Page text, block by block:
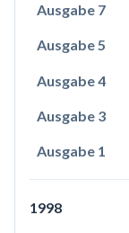
Ausgabe 7
Ausgabe 5
Ausgabe 4
Ausgabe 3
Ausgabe 1
1998